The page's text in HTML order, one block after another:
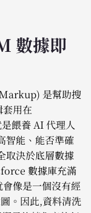
數據即
是幫助搜
用在
餵養 AI 代理人
智能、能否準確
取決於底層數據
數據庫充滿
像是一個沒有經
。因此,資料清洗